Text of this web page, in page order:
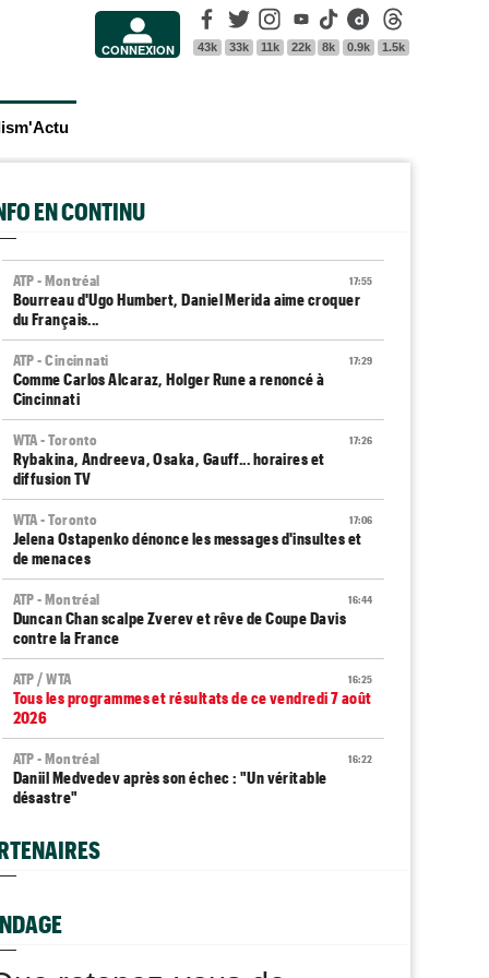
CONNEXION
Facebook
43k
Twitter
33k
Instagram
11k
Youtube
22k
Tik Tok
8k
Dailymotion
0.9k 1.5k
EN CONTINU
17:55
ATP - Montréal
Bourreau d'Ugo Humbert, Daniel Merida aime croquer
du Français...
17:29
ATP - Cincinnati
Comme Carlos Alcaraz, Holger Rune a renoncé à
Cincinnati
17:26
WTA - Toronto
Rybakina, Andreeva, Osaka, Gauff... horaires et
diffusion TV
17:06
WTA - Toronto
Jelena Ostapenko dénonce les messages d'insultes et
de menaces
16:44
ATP - Montréal
Duncan Chan scalpe Zverev et rêve de Coupe Davis
contre la France
16:25
ATP / WTA
Tous les programmes et résultats de ce vendredi 7 août
2026
16:22
ATP - Montréal
Daniil Medvedev après son échec : "Un véritable
désastre"
Jeunes
Championne du monde en 2025, la France U14 a été
éliminée en poules
WTA - Toronto
Coco Gauff : "Je soutiens la communauté trans, mais..."